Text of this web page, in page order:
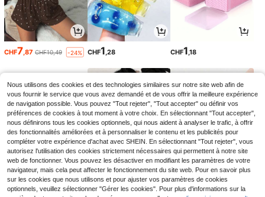
CHF7 ,87 CHF10,49 -24% CHF1 ,28 CHF1 ,18
CHF5,98 CHF1,28 CHF1,38
Nous utilisons des cookies et des technologies similaires sur notre site web afin de
vous fournir le service que vous avez demandé et de vous offrir la meilleure expérience
de navigation possible. Vous pouvez "Tout rejeter", "Tout accepter" ou définir vos
préférences de cookies à tout moment à votre choix. En sélectionnant "Tout accepter",
nous définirons tous les cookies optionnels, qui nous aident à analyser le trafic, à offrir
des fonctionnalités améliorées et à personnaliser le contenu et les publicités pour
compléter votre expérience d'achat avec SHEIN. En sélectionnant "Tout rejeter", vous
autorisez l'utilisation des cookies strictement nécessaires qui permettent à notre site
web de fonctionner. Vous pouvez les désactiver en modifiant les paramètres de votre
navigateur, mais cela peut affecter le fonctionnement du site web. Pour en savoir plus
sur les cookies que nous utilisons et pour ajuster vos paramètres de cookies
optionnels, veuillez sélectionner "Gérer les cookies". Pour plus d'informations sur la